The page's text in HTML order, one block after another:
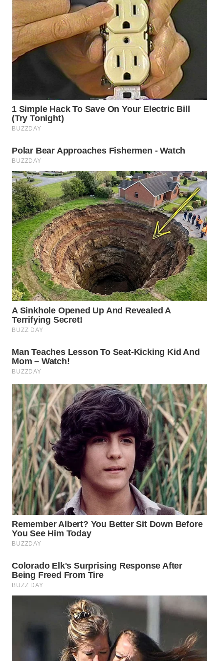
SURABAYA
WN
NATUNA
WN
MANDALIKA
LIKUPANG
WN
LABUANBAJO
WN
BORNEO
Wahana
Media
Group
WAHANA
NEWS
WAHANA
TANI
WAHANA
ADVOKAT
WAHANA
INFRASTRUKTUR
WAHANA
KONSUMEN
WAHANA
LISTRIK
WAHANA
TRAVEL
WAHANA
WAHANANEWS
ID
WAHANANEWS
CO ID
WAHANANEWS